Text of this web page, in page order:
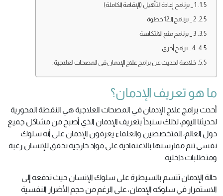
1 _ برنامج إعادة التأهيل (الإقامة الكاملة)
2 _ برنامج الـ12 خطوة
3 _ برنامج منع الانتكاسة
4 _ برامج أخرى
خلاصة الحديث عن برامج علاج الإدمان في المصحات العلاجية:
ما هو تعريف الإدمان؟
أحدث برامج علاج الإدمان في المصحات العلاجية هي النقطة المحورية
لحديثنا اليوم، لذلك سنبدأ بتعريف الإدمان الذي أصبح من مشاكل جميع
دول العالم، المتخصصين والعلماء يعرفون الإدمان على أنه سلوك
نفسي تتم ممارستها بالاعتمادية على مواد خارجية تحقق للإنسان رغبة
ومتطلبات داخلية.
حالة الإدمان تتسم بالسيطرة على سلوك الإنسان حيث تدفعه إلى
الاستمرار في سلوكه الإدمان، على الرغم من حجم الأضرار النفسية